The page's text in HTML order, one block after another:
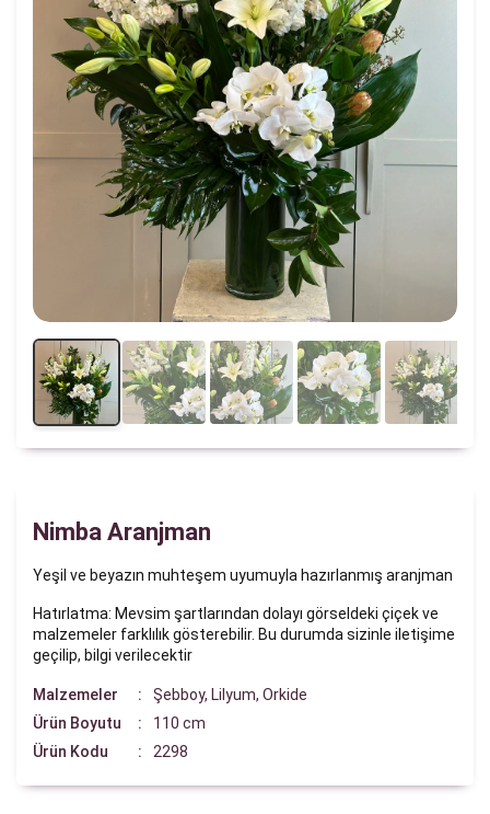
Nimba Aranjman
Yeşil ve beyazın muhteşem uyumuyla hazırlanmış aranjman
Hatırlatma: Mevsim şartlarından dolayı görseldeki çiçek ve
malzemeler farklılık gösterebilir. Bu durumda sizinle iletişime
geçilip, bilgi verilecektir
Malzemeler
Şebboy, Lilyum, Orkide
Ürün Boyutu
110 cm
Ürün Kodu
2298